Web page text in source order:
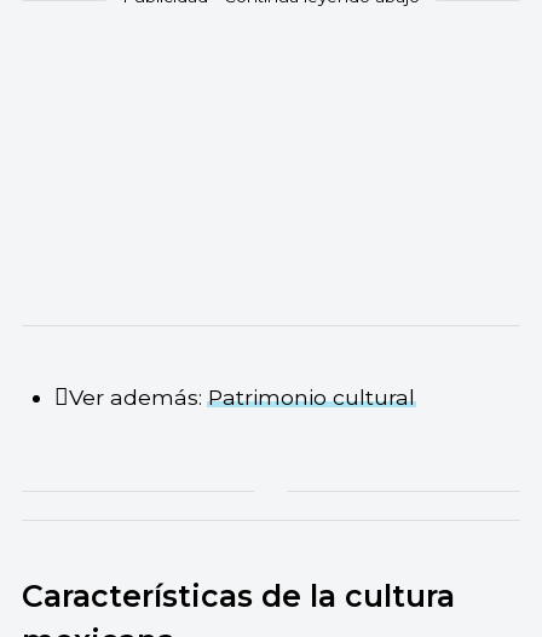
Ver además: Patrimonio cultural
Características de la cultura